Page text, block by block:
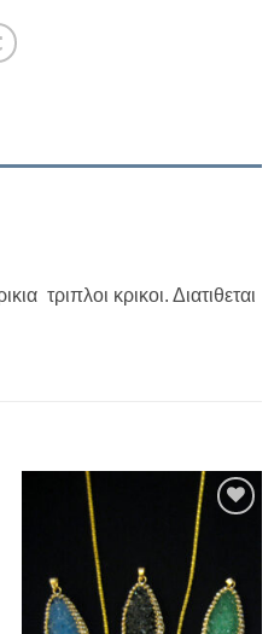
τριπλοι κρικοι. Διατιθεται